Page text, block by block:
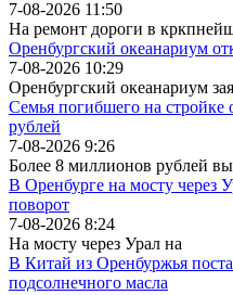
7-08-2026 11:50
На ремонт дороги в
Оренбургский океанариум
7-08-2026 10:29
Оренбургский океанариум
Семья погибшего на
рублей
7-08-2026 9:26
Более 8 миллионов рублей
В Оренбурге на мосту через
поворот
7-08-2026 8:24
На мосту через Урал на
В Китай из Оренбуржья
подсолнечного масла